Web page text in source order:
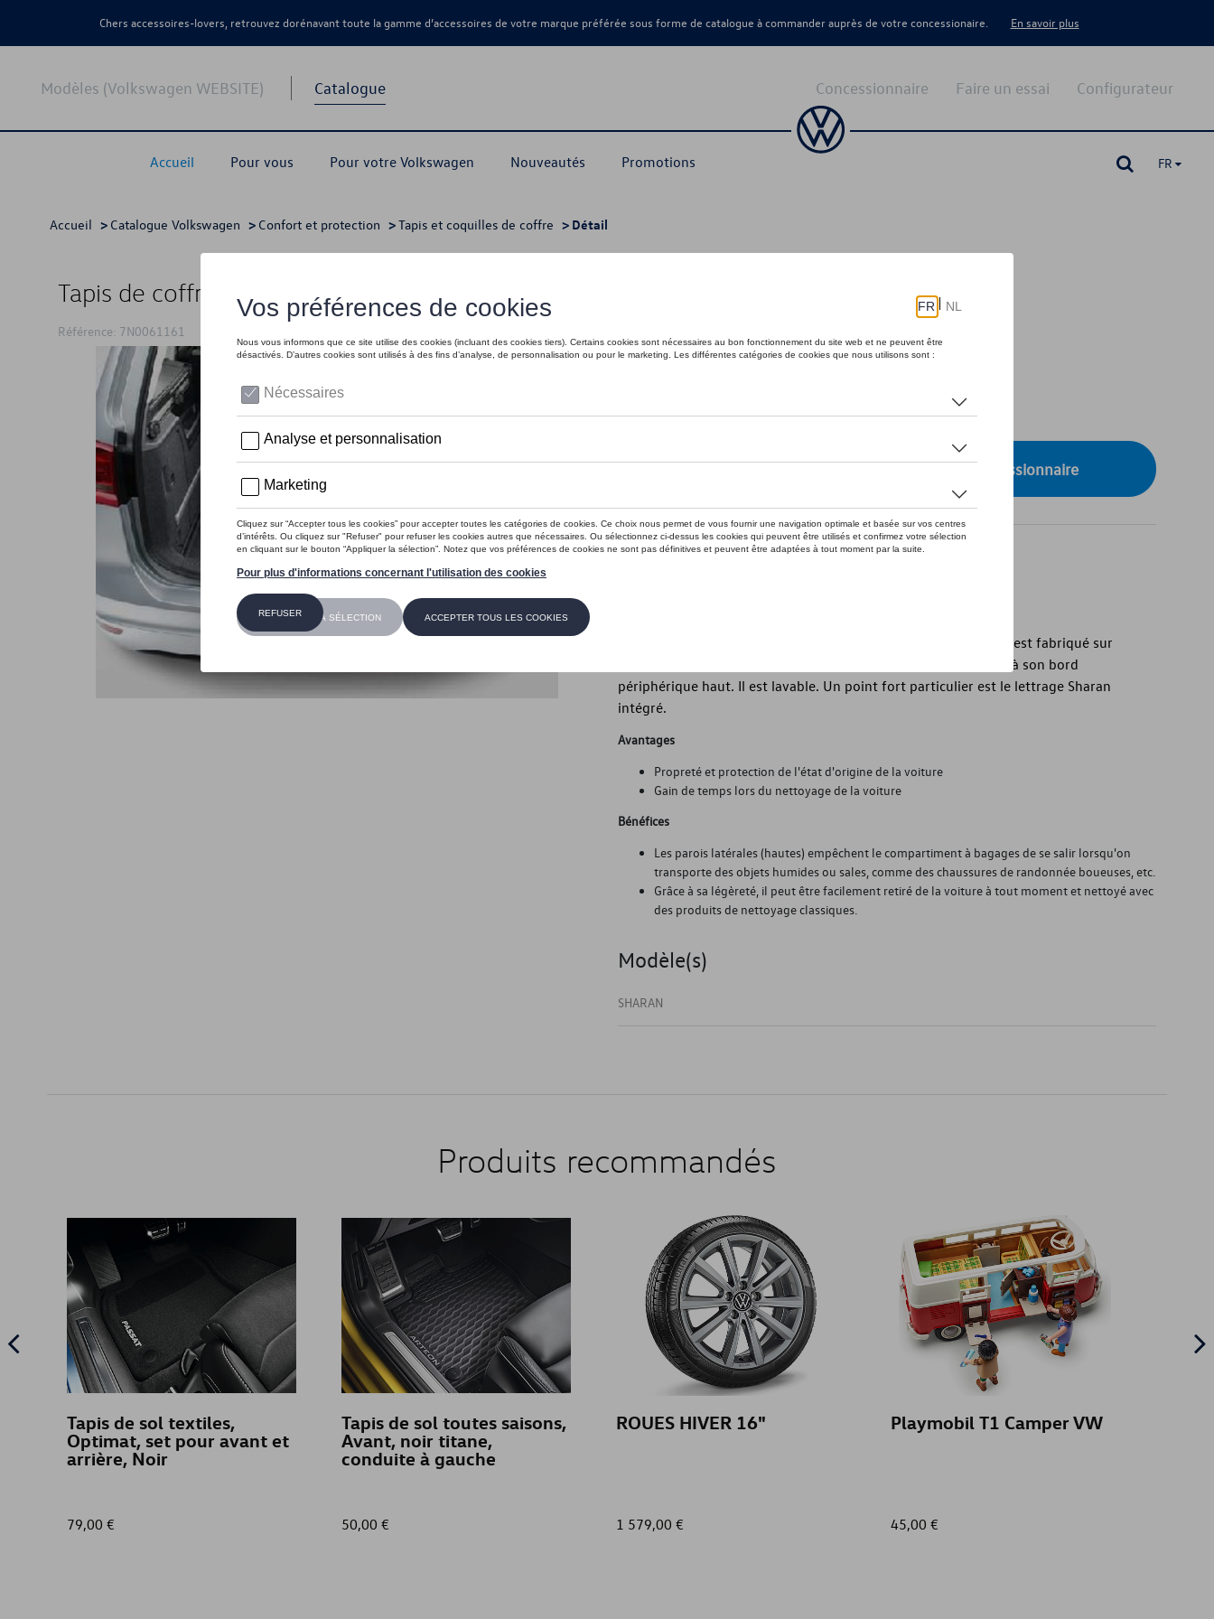
Chers accessoires-lovers, retrouvez dorénavant toute la gamme d’accessoires de votre marque préférée sous forme de catalogue à commander auprès de votre concessionaire. En savoir plus
Modèles (Volkswagen WEBSITE) Catalogue
Accueil Pour vous Pour votre Volkswagen Nouveautés Promotions
Configurateur
Faire un essai
Concessionnaire
FR
Accueil > Catalogue Volkswagen > Confort et protection >Tapis et coquilles de coffre > Détail
Tapis de coffre, pour 5 places
Référence: 7N0061161
Ce produit n'est actuellement pas de stock
Vérifiez la disponibilité auprès de votre concessionnaire
Introduction
Pratique et robuste : le plateau de coffre Volkswagen d'origine est fabriqué sur
mesure et protège des salissures et des fuites de liquide grâce à son bord
périphérique haut. Il est lavable. Un point fort particulier est le lettrage Sharan
intégré.
Avantages
Propreté et protection de l'état d'origine de la voiture
Gain de temps lors du nettoyage de la voiture
Bénéfices
Les parois latérales (hautes) empêchent le compartiment à bagages de se salir lorsqu'on
transporte des objets humides ou sales, comme des chaussures de randonnée boueuses, etc.
Grâce à sa légèreté, il peut être facilement retiré de la voiture à tout moment et nettoyé avec
des produits de nettoyage classiques.
Modèle(s)
SHARAN
Produits recommandés
Tapis de sol textiles,
Optimat, set pour avant et
arrière, Noir
79,00 €
Tapis de sol toutes saisons,
Avant, noir titane,
conduite à gauche
50,00 €
ROUES HIVER 16"
1 579,00 €
Playmobil T1 Camper VW
45,00 €